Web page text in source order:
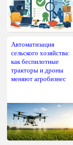
Автоматизация
сельского хозяйства:
как беспилотные
тракторы и дроны
меняют агробизнес